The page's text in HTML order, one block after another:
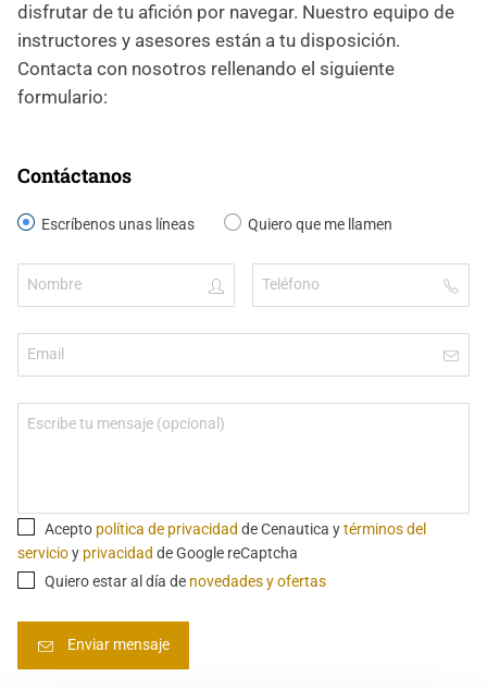
disfrutar de tu afición por navegar. Nuestro equipo de
instructores y asesores están a tu disposición.
Contacta con nosotros rellenando el siguiente
formulario:
Contáctanos
Escríbenos unas líneas Quiero que me llamen
Acepto política de privacidad de Cenautica ytérminos del
servicioy privacidad de Google reCaptcha
Quiero estar al día de novedades y ofertas